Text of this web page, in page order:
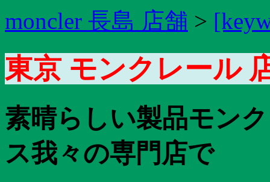
moncler 長島 店舗 >
東京 モンクレール
素晴らしい製品モン
ス我々の専門店で